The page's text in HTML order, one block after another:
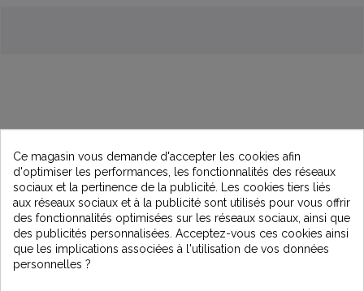
Description
Moteur haute performance, fonctionnement
silencieux
• Joint mécanique longue durée en Viton® et graphite pur,
Ce magasin vous demande d'accepter les cookies afin
d'optimiser les performances, les fonctionnalités des réseaux
sociaux et la pertinence de la publicité. Les cookies tiers liés
aux réseaux sociaux et à la publicité sont utilisés pour vous offrir
des fonctionnalités optimisées sur les réseaux sociaux, ainsi que
des publicités personnalisées. Acceptez-vous ces cookies ainsi
que les implications associées à l'utilisation de vos données
personnelles ?